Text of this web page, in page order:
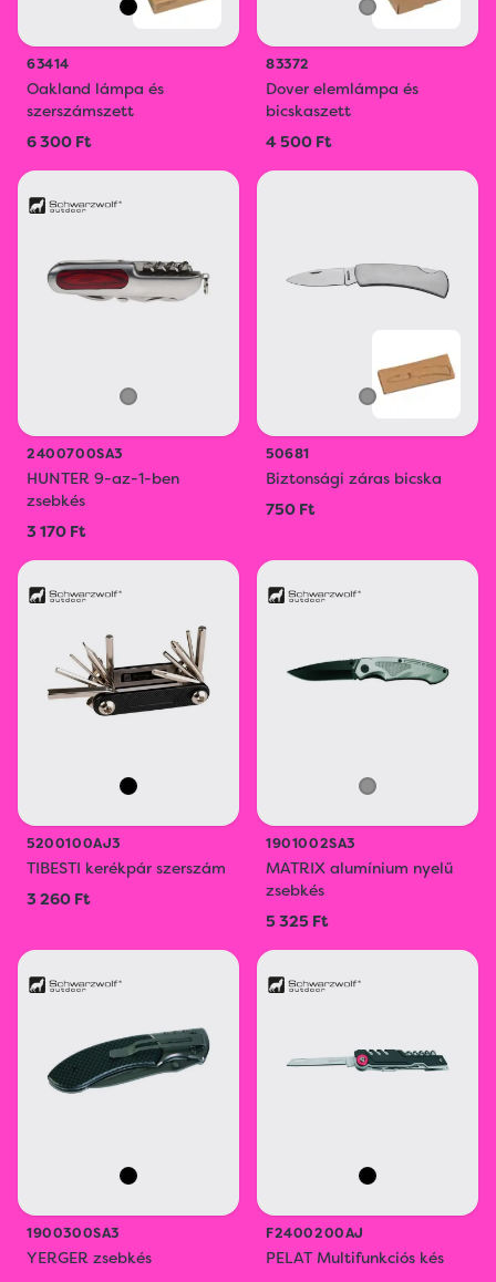
63414
Oakland lámpa és
szerszámszett
6 300 Ft
83372
Dover elemlámpa és
bicskaszett
4 500 Ft
2400700SA3
HUNTER 9-az-1-ben
zsebkés
3 170 Ft
50681
Biztonsági záras bicska
750 Ft
5200100AJ3
TIBESTI kerékpár szerszám
3 260 Ft
1901002SA3
MATRIX alumínium nyelű
zsebkés
5 325 Ft
1900300SA3
YERGER zsebkés
F2400200AJ
PELAT Multifunkciós kés